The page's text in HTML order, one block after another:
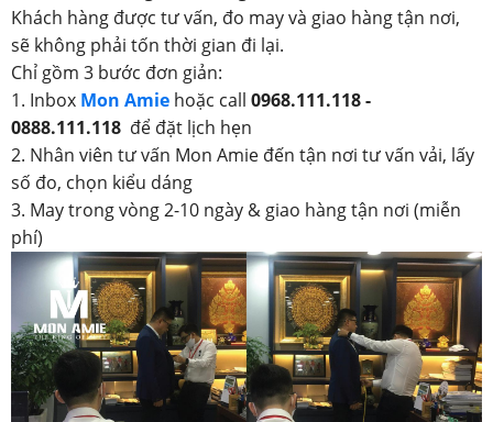
Khách hàng được tư vấn, đo may và giao hàng tận nơi,
sẽ không phải tốn thời gian đi lại.
Chỉ gồm 3 bước đơn giản:
1. Inbox Mon Amie hoặc call 0968.111.118 -
0888.111.118 để đặt lịch hẹn
2. Nhân viên tư vấn Mon Amie đến tận nơi tư vấn vải, lấy
số đo, chọn kiểu dáng
3. May trong vòng 2-10 ngày & giao hàng tận nơi (miễn
phí)